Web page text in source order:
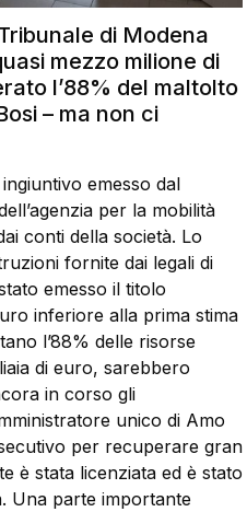
di Modena
mezzo milione di
l’88% del maltolto
– ma non ci
emesso dal
per la mobilità
conti della società. Lo
fornite dai legali di
emesso il titolo
inferiore alla prima stima
l’88% delle risorse
di euro, sarebbero
in corso gli
unico di Amo
per recuperare gran
è stata licenziata ed è stato
Una parte importante